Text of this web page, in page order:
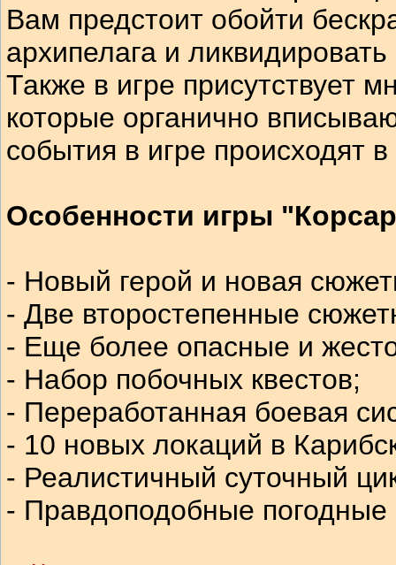
Вам предстоит обойти
архипелага и
Также в игре присутствует
которые органично
события в игре происходят
Особенности игры
- Новый герой и новая
- Две второстепенные
- Еще более опасные и
- Набор побочных квестов;
- Переработанная боевая
- 10 новых локаций в
- Реалистичный суточный
- Правдоподобные